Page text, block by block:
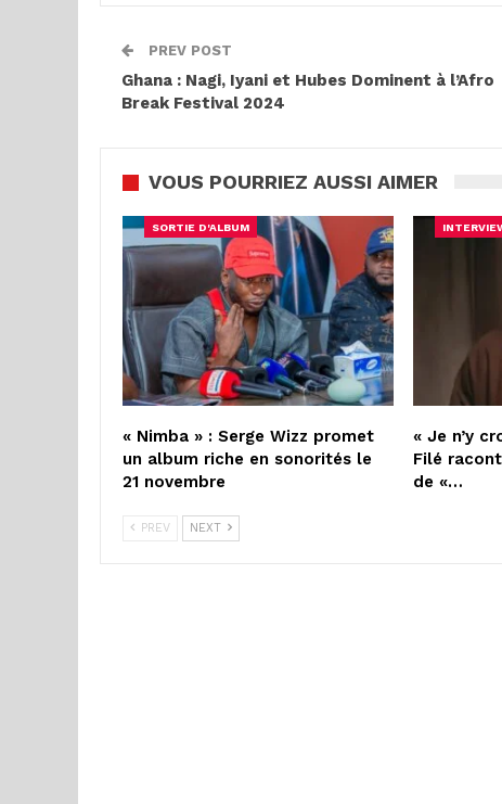
PREV POST
Ghana : Nagi, Iyani et Hubes Dominent à l’Afro
Break Festival 2024
VOUS POURRIEZ AUSSI AIMER
SORTIE D'ALBUM
« Nimba » : Serge Wizz promet
un album riche en sonorités le
21 novembre
« Je n’y
Filé
de «…
PREV NEXT